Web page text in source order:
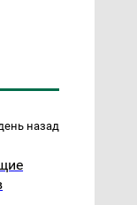
назад